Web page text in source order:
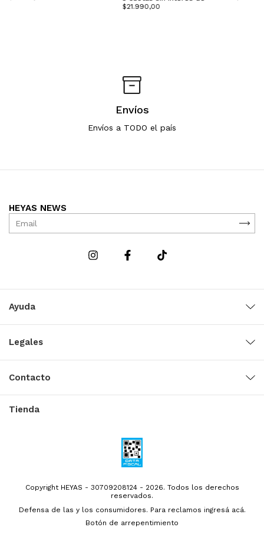
$21.990,00
Envíos
Envíos a TODO el país
HEYAS NEWS
Ayuda
Legales
Contacto
Tienda
Copyright HEYAS - 30709208124 - 2026. Todos los derechos
reservados.
Defensa de las y los consumidores. Para reclamos ingresá acá.
Botón de arrepentimiento